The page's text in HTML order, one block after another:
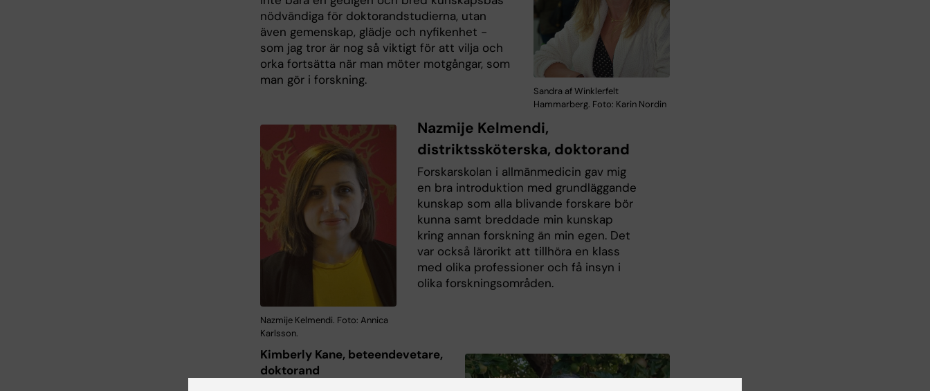
Sandra af Winklerfelt
Hammarberg. Foto: Karin Nordin
nödvändiga för doktorandstudierna, utan
även gemenskap, glädje och nyfikenhet -
som jag tror är nog så viktigt för att vilja och
orka fortsätta när man möter motgångar, som
man gör i forskning.
Nazmije Kelmendi. Foto: Annica
Karlsson.
Nazmije Kelmendi,
distriktssköterska, doktorand
Forskarskolan i allmänmedicin gav mig
en bra introduktion med grundläggande
kunskap som alla blivande forskare bör
kunna samt breddade min kunskap
kring annan forskning än min egen. Det
var också lärorikt att tillhöra en klass
med olika professioner och få insyn i
olika forskningsområden.
Kimberly Kane, beteendevetare,
doktorand